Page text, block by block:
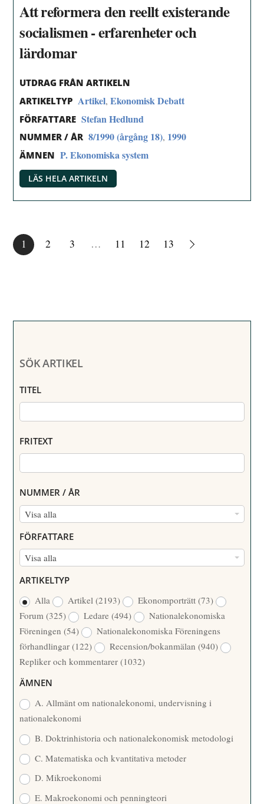
Att reformera den reellt existerande
socialismen - erfarenheter och
lärdomar
UTDRAG FRÅN ARTIKELN
ARTIKELTYP Artikel,Ekonomisk Debatt
FÖRFATTARE Stefan Hedlund
NUMMER / ÅR 8/1990 (årgång 18), 1990
ÄMNEN P. Ekonomiska system
LÄS HELA ARTIKELN
1 2 3 … 11 12 13
SÖK ARTIKEL
TITEL
FRITEXT
NUMMER / ÅR
Visa alla
N
M
M
/
Å
R
FÖRFATTARE
Visa alla
R
F
A
T
T
A
R
ARTIKELTYP
Alla
Artikel(2193) Ekonomporträtt(73)
Forum(325) Ledare(494)
Nationalekonomiska
Föreningen(54)
Nationalekonomiska Föreningens
förhandlingar(122) Recension/bokanmälan(940)
Repliker och kommentarer(1032)
ÄMNEN
A. Allmänt om nationalekonomi, undervisning i
nationalekonomi
B. Doktrinhistoria och nationalekonomisk metodologi
C. Matematiska och kvantitativa metoder
D. Mikroekonomi
E. Makroekonomi och penningteori